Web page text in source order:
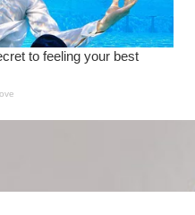
Wanita Pamer Pakaian